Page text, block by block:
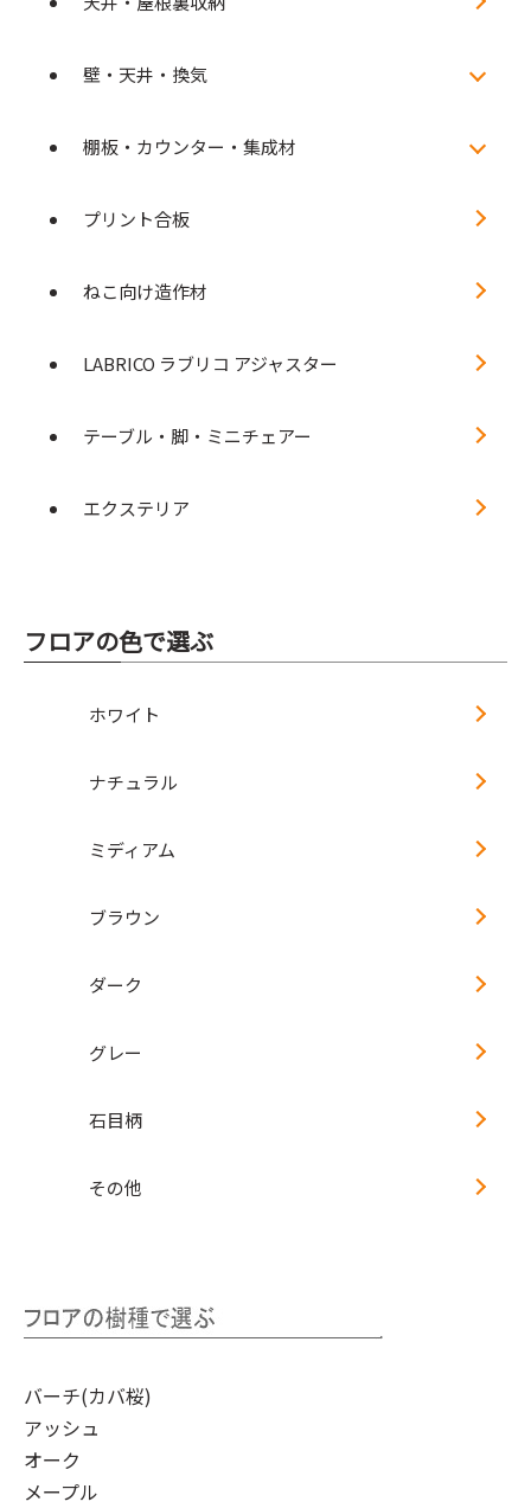
壁・天井・換気
棚板・カウンター・集成材
プリント合板
ねこ向け造作材
LABRICO ラブリコ アジャスター
テーブル・脚・ミニチェアー
エクステリア
フロアの色で選ぶ
ホワイト
ナチュラル
ミディアム
ブラウン
ダーク
グレー
石目柄
その他
バーチ(カバ桜)
アッシュ
オーク
メープル